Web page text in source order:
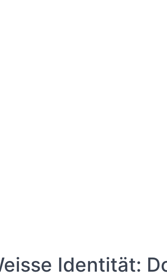
Identität: